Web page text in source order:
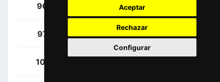
Aceptar
Rechazar
Configurar
96 Smith, Dion
97 Teunissen, Mike NED
101